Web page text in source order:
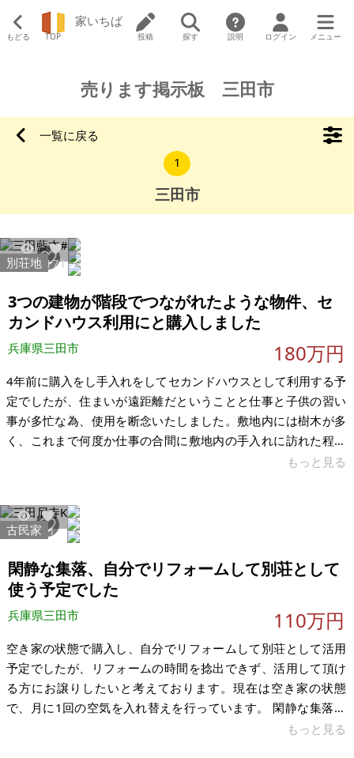
もどる TOP
家いちば
投稿 探す 説明 ログイン メニュー
売ります掲示板 三田市
一覧に戻る
1
三田市
12247 171
別荘地
3つの建物が階段でつながれたような物件、セ
カンドハウス利用にと購入しました
兵庫県三田市 180万円
4年前に購入をし手入れをしてセカンドハウスとして利用する予
定でしたが、住まいが遠距離だということと仕事と子供の習い
事が多忙な為、使用を断念いたしました。敷地内には樹木が多
く、これまで何度か仕事の合間に敷地内の手入れに訪れた程度
になります。季節には紅葉がとても綺麗で心地よい空間になっ
随時、可能です。 週末の隠れ家に最適です。3つの建物が独立
して階段でつながれたような構造になっています。古い建物な
のでそれなりには痛んできているかと思われます。下層の建物
の床が一部、フカフカしています。そ
もっと見る
657531
古民家
閑静な集落、自分でリフォームして別荘として
使う予定でした
兵庫県三田市 110万円
空き家の状態で購入し、自分でリフォームして別荘として活用
予定でしたが、リフォームの時間を捻出できず、活用して頂け
る方にお譲りしたいと考えております。現在は空き家の状態
で、月に1回の空気を入れ替えを行っています。 閑静な集落で
あり、別荘地として適しています。新三田駅まで車で10分以内
もっと見る